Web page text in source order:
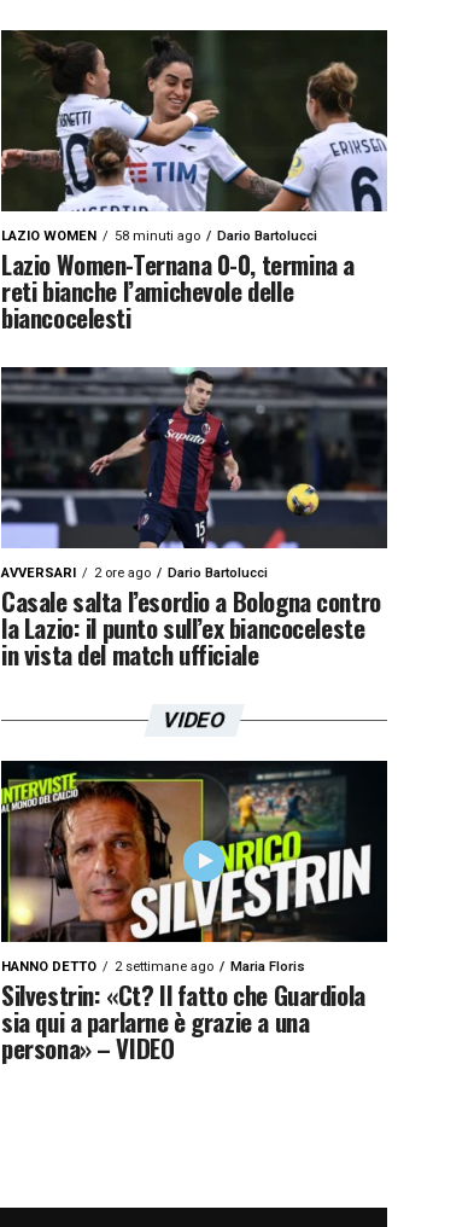
LAZIO WOMEN 58 minuti ago Dario Bartolucci
Lazio Women-Ternana 0-0, termina a
reti bianche l’amichevole delle
biancocelesti
AVVERSARI 2 ore ago Dario Bartolucci
Casale salta l’esordio a Bologna contro
la Lazio: il punto sull’ex biancoceleste
in vista del match ufficiale
VIDEO
HANNO DETTO 2 settimane ago Maria Floris
Silvestrin: «Ct? Il fatto che Guardiola
sia qui a parlarne è grazie a una
persona» – VIDEO